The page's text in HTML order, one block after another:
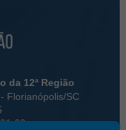
da 12ª Região
Florianópolis/SC
23